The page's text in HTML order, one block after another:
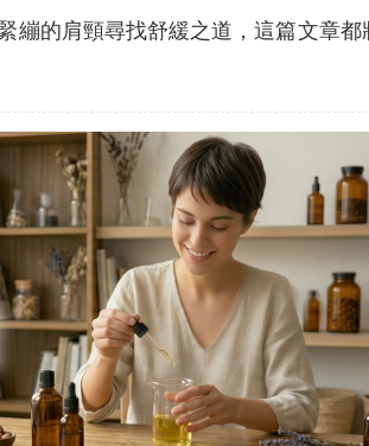
的肩頸尋找舒緩之道，這篇文章都